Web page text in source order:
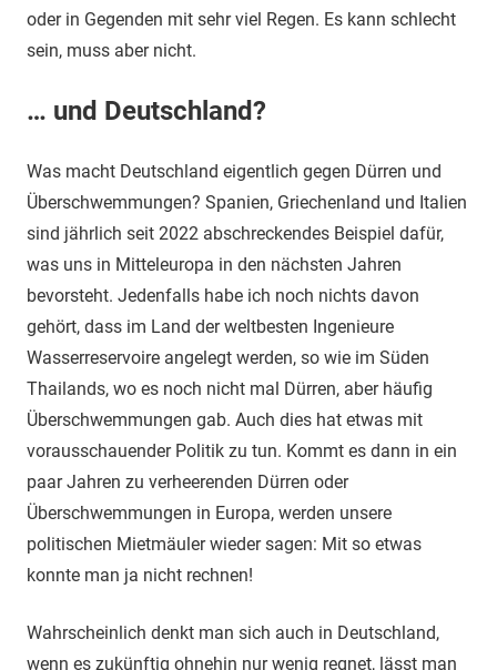
oder in Gegenden mit sehr viel Regen. Es kann schlecht
sein, muss aber nicht.
… und Deutschland?
Was macht Deutschland eigentlich gegen Dürren und
Überschwemmungen? Spanien, Griechenland und Italien
sind jährlich seit 2022 abschreckendes Beispiel dafür,
was uns in Mitteleuropa in den nächsten Jahren
bevorsteht. Jedenfalls habe ich noch nichts davon
gehört, dass im Land der weltbesten Ingenieure
Wasserreservoire angelegt werden, so wie im Süden
Thailands, wo es noch nicht mal Dürren, aber häufig
Überschwemmungen gab. Auch dies hat etwas mit
vorausschauender Politik zu tun. Kommt es dann in ein
paar Jahren zu verheerenden Dürren oder
Überschwemmungen in Europa, werden unsere
politischen Mietmäuler wieder sagen: Mit so etwas
konnte man ja nicht rechnen!
Wahrscheinlich denkt man sich auch in Deutschland,
wenn es zukünftig ohnehin nur wenig regnet, lässt man